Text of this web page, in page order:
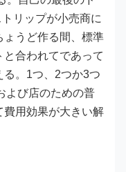
リップが小売商に
ょうど作る間、標準
合われてであって
。1つ、2つか3つ
よび店のための普
費用効果が大きい解